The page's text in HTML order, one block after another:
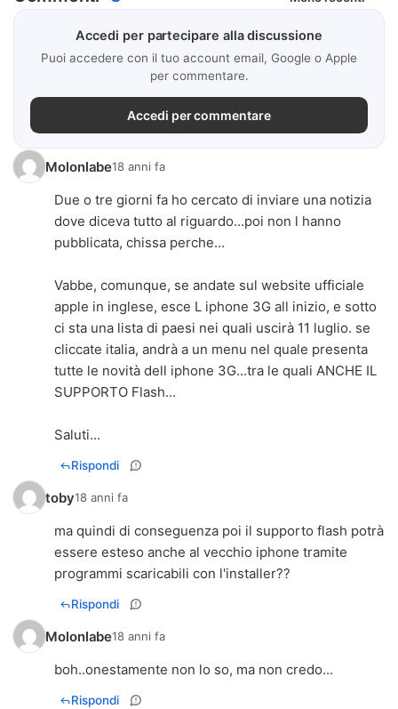
Accedi per partecipare alla discussione
Puoi accedere con il tuo account email, Google o Apple
per commentare.
Accedi per commentare
Molonlabe18 anni fa
Due o tre giorni fa ho cercato di inviare una notizia
dove diceva tutto al riguardo...poi non l hanno
pubblicata, chissa perche...
Vabbe, comunque, se andate sul website ufficiale
apple in inglese, esce L iphone 3G all inizio, e sotto
ci sta una lista di paesi nei quali uscirà 11 luglio. se
cliccate italia, andrà a un menu nel quale presenta
tutte le novità dell iphone 3G...tra le quali ANCHE IL
SUPPORTO Flash...
Saluti...
Rispondi
toby18 anni fa
ma quindi di conseguenza poi il supporto flash potrà
essere esteso anche al vecchio iphone tramite
programmi scaricabili con l'installer??
Rispondi
Molonlabe18 anni fa
boh..onestamente non lo so, ma non credo...
Rispondi